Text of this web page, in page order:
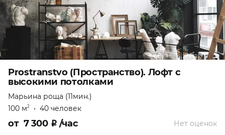
Prostranstvo (Пространство). Лофт с
высокими потолками
Марьина роща (11мин.)
100 м2 • 40 человек
Нет оценок
от 7 300 ₽ /час